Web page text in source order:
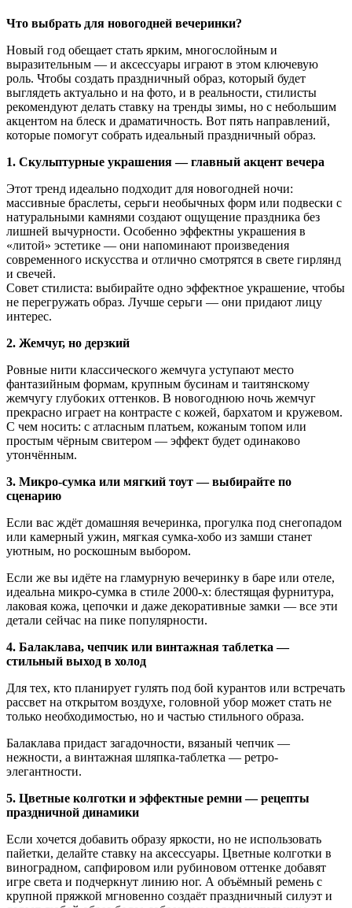
Что выбрать для новогодней вечеринки?
Новый год обещает стать ярким, многослойным и
выразительным — и аксессуары играют в этом ключевую
роль. Чтобы создать праздничный образ, который будет
выглядеть актуально и на фото, и в реальности, стилисты
рекомендуют делать ставку на тренды зимы, но с небольшим
акцентом на блеск и драматичность. Вот пять направлений,
которые помогут собрать идеальный праздничный образ.
1. Скульптурные украшения — главный акцент вечера
Этот тренд идеально подходит для новогодней ночи:
массивные браслеты, серьги необычных форм или подвески с
натуральными камнями создают ощущение праздника без
лишней вычурности. Особенно эффектны украшения в
«литой» эстетике — они напоминают произведения
современного искусства и отлично смотрятся в свете гирлянд
и свечей.
Совет стилиста: выбирайте одно эффектное украшение, чтобы
не перегружать образ. Лучше серьги — они придают лицу
интерес.
2. Жемчуг, но дерзкий
Ровные нити классического жемчуга уступают место
фантазийным формам, крупным бусинам и таитянскому
жемчугу глубоких оттенков. В новогоднюю ночь жемчуг
прекрасно играет на контрасте с кожей, бархатом и кружевом.
С чем носить: с атласным платьем, кожаным топом или
простым чёрным свитером — эффект будет одинаково
утончённым.
3. Микро-сумка или мягкий тоут — выбирайте по
сценарию
Если вас ждёт домашняя вечеринка, прогулка под снегопадом
или камерный ужин, мягкая сумка-хобо из замши станет
уютным, но роскошным выбором.
Если же вы идёте на гламурную вечеринку в баре или отеле,
идеальна микро-сумка в стиле 2000-х: блестящая фурнитура,
лаковая кожа, цепочки и даже декоративные замки — все эти
детали сейчас на пике популярности.
4. Балаклава, чепчик или винтажная таблетка —
стильный выход в холод
Для тех, кто планирует гулять под бой курантов или встречать
рассвет на открытом воздухе, головной убор может стать не
только необходимостью, но и частью стильного образа.
Балаклава придаст загадочности, вязаный чепчик —
нежности, а винтажная шляпка-таблетка — ретро-
элегантности.
5. Цветные колготки и эффектные ремни — рецепты
праздничной динамики
Если хочется добавить образу яркости, но не использовать
пайетки, делайте ставку на аксессуары. Цветные колготки в
виноградном, сапфировом или рубиновом оттенке добавят
игре света и подчеркнут линию ног. А объёмный ремень с
крупной пряжкой мгновенно создаёт праздничный силуэт и